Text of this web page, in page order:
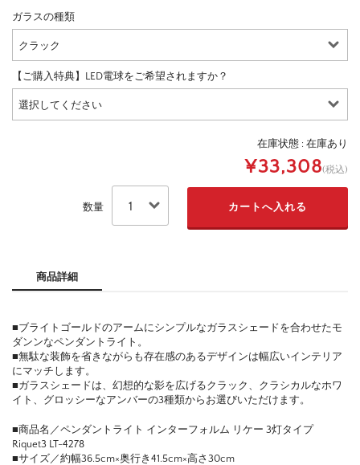
ガラスの種類
【ご購入特典】LED電球をご希望されますか？
在庫状態 : 在庫あり
¥33,308(税込)
数量
商品詳細
■ブライトゴールドのアームにシンプルなガラスシェードを合わせたモ
ダンンなペンダントライト。
■無駄な装飾を省きながらも存在感のあるデザインは幅広いインテリア
にマッチします。
■ガラスシェードは、幻想的な影を広げるクラック、クラシカルなホワ
イト、グロッシーなアンバーの3種類からお選びいただけます。
■商品名／ペンダントライト インターフォルム リケー 3灯タイプ
Riquet3 LT-4278
■サイズ／約幅36.5cm×奥行き41.5cm×高さ30cm